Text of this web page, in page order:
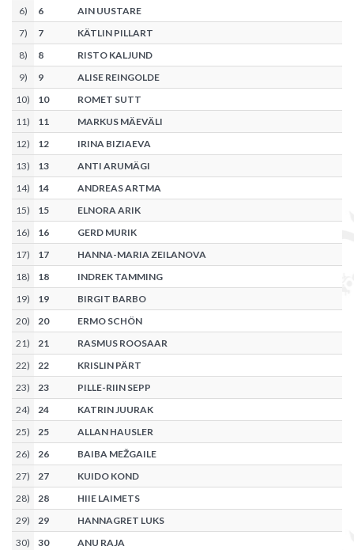
6) 6
AIN UUSTARE
7) 7
KÄTLIN PILLART
8) 8
RISTO KALJUND
9) 9
ALISE REINGOLDE
10) 10
ROMET SUTT
11) 11
MARKUS MÄEVÄLI
12) 12
IRINA BIZIAEVA
13) 13
ANTI ARUMÄGI
14) 14
ANDREAS ARTMA
15) 15
ELNORA ARIK
16) 16
GERD MURIK
17) 17
HANNA-MARIA ZEILANOVA
18) 18
INDREK TAMMING
19) 19
BIRGIT BARBO
20) 20
ERMO SCHÖN
21) 21
RASMUS ROOSAAR
22) 22
KRISLIN PÄRT
23) 23
PILLE-RIIN SEPP
24) 24
KATRIN JUURAK
25) 25
ALLAN HAUSLER
26) 26
BAIBA MEŽGAILE
27) 27
KUIDO KOND
28) 28
HIIE LAIMETS
29) 29
HANNAGRET LUKS
30) 30
ANU RAJA